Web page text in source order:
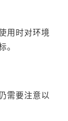
用时对环境
需要注意以